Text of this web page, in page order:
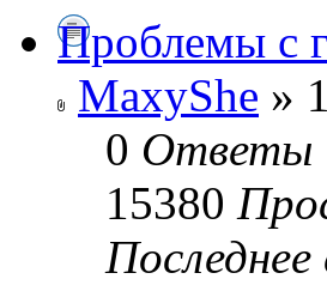
Проблемы с
MaxyShe »
0 Ответы
15380